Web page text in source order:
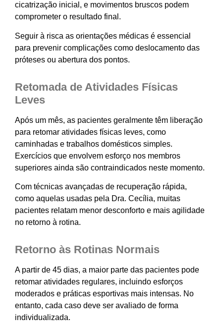
cicatrização inicial, e movimentos bruscos podem
comprometer o resultado final.
Seguir à risca as orientações médicas é essencial
para prevenir complicações como deslocamento das
próteses ou abertura dos pontos.
Retomada de Atividades Físicas
Leves
Após um mês, as pacientes geralmente têm liberação
para retomar atividades físicas leves, como
caminhadas e trabalhos domésticos simples.
Exercícios que envolvem esforço nos membros
superiores ainda são contraindicados neste momento.
Com técnicas avançadas de recuperação rápida,
como aquelas usadas pela Dra. Cecília, muitas
pacientes relatam menor desconforto e mais agilidade
no retorno à rotina.
Retorno às Rotinas Normais
A partir de 45 dias, a maior parte das pacientes pode
retomar atividades regulares, incluindo esforços
moderados e práticas esportivas mais intensas. No
entanto, cada caso deve ser avaliado de forma
individualizada.